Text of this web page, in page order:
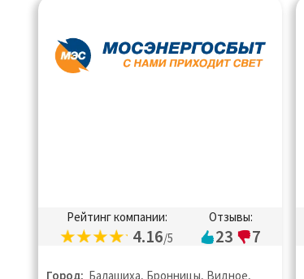
Рейтинг компании:
4.16/5
Отзывы:
23 7
Город: Балашиха, Бронницы, Видное,